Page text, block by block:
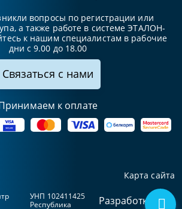
вопросы по регистрации или
а также работе в системе ЭТАЛОН-
к нашим специалистам в рабочие
дни с 9.00 до 18.00
Связаться с нами
к оплате
Карта сайта
УНП 102411425
Республика
Разработка